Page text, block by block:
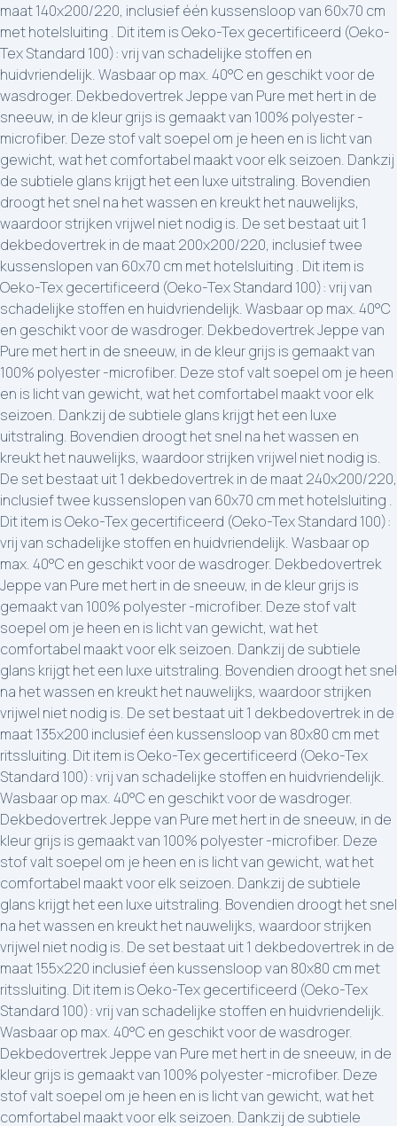
maat 140x200/220, inclusief één kussensloop van 60x70 cm
met hotelsluiting . Dit item is Oeko-Tex gecertificeerd (Oeko-
Tex Standard 100): vrij van schadelijke stoffen en
huidvriendelijk. Wasbaar op max. 40°C en geschikt voor de
wasdroger. Dekbedovertrek Jeppe van Pure met hert in de
sneeuw, in de kleur grijs is gemaakt van 100% polyester -
microfiber. Deze stof valt soepel om je heen en is licht van
gewicht, wat het comfortabel maakt voor elk seizoen. Dankzij
de subtiele glans krijgt het een luxe uitstraling. Bovendien
droogt het snel na het wassen en kreukt het nauwelijks,
waardoor strijken vrijwel niet nodig is. De set bestaat uit 1
dekbedovertrek in de maat 200x200/220, inclusief twee
kussenslopen van 60x70 cm met hotelsluiting . Dit item is
Oeko-Tex gecertificeerd (Oeko-Tex Standard 100): vrij van
schadelijke stoffen en huidvriendelijk. Wasbaar op max. 40°C
en geschikt voor de wasdroger. Dekbedovertrek Jeppe van
Pure met hert in de sneeuw, in de kleur grijs is gemaakt van
100% polyester -microfiber. Deze stof valt soepel om je heen
en is licht van gewicht, wat het comfortabel maakt voor elk
seizoen. Dankzij de subtiele glans krijgt het een luxe
uitstraling. Bovendien droogt het snel na het wassen en
kreukt het nauwelijks, waardoor strijken vrijwel niet nodig is.
De set bestaat uit 1 dekbedovertrek in de maat 240x200/220,
inclusief twee kussenslopen van 60x70 cm met hotelsluiting .
Dit item is Oeko-Tex gecertificeerd (Oeko-Tex Standard 100):
vrij van schadelijke stoffen en huidvriendelijk. Wasbaar op
max. 40°C en geschikt voor de wasdroger. Dekbedovertrek
Jeppe van Pure met hert in de sneeuw, in de kleur grijs is
gemaakt van 100% polyester -microfiber. Deze stof valt
soepel om je heen en is licht van gewicht, wat het
comfortabel maakt voor elk seizoen. Dankzij de subtiele
glans krijgt het een luxe uitstraling. Bovendien droogt het snel
na het wassen en kreukt het nauwelijks, waardoor strijken
vrijwel niet nodig is. De set bestaat uit 1 dekbedovertrek in de
maat 135x200 inclusief éen kussensloop van 80x80 cm met
ritssluiting. Dit item is Oeko-Tex gecertificeerd (Oeko-Tex
Standard 100): vrij van schadelijke stoffen en huidvriendelijk.
Wasbaar op max. 40°C en geschikt voor de wasdroger.
Dekbedovertrek Jeppe van Pure met hert in de sneeuw, in de
kleur grijs is gemaakt van 100% polyester -microfiber. Deze
stof valt soepel om je heen en is licht van gewicht, wat het
comfortabel maakt voor elk seizoen. Dankzij de subtiele
glans krijgt het een luxe uitstraling. Bovendien droogt het snel
na het wassen en kreukt het nauwelijks, waardoor strijken
vrijwel niet nodig is. De set bestaat uit 1 dekbedovertrek in de
maat 155x220 inclusief éen kussensloop van 80x80 cm met
ritssluiting. Dit item is Oeko-Tex gecertificeerd (Oeko-Tex
Standard 100): vrij van schadelijke stoffen en huidvriendelijk.
Wasbaar op max. 40°C en geschikt voor de wasdroger.
Dekbedovertrek Jeppe van Pure met hert in de sneeuw, in de
kleur grijs is gemaakt van 100% polyester -microfiber. Deze
stof valt soepel om je heen en is licht van gewicht, wat het
comfortabel maakt voor elk seizoen. Dankzij de subtiele